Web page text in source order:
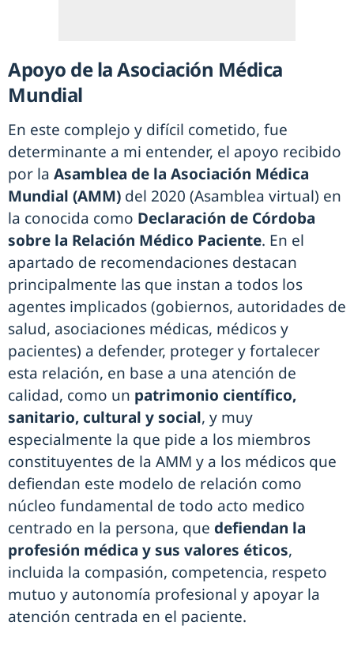
Apoyo de la Asociación Médica
Mundial
En este complejo y difícil cometido, fue
determinante a mi entender, el apoyo recibido
por la Asamblea de la Asociación Médica
Mundial (AMM) del 2020 (Asamblea virtual) en
la conocida como Declaración de Córdoba
sobre la Relación Médico Paciente. En el
apartado de recomendaciones destacan
principalmente las que instan a todos los
agentes implicados (gobiernos, autoridades de
salud, asociaciones médicas, médicos y
pacientes) a defender, proteger y fortalecer
esta relación, en base a una atención de
calidad, como un patrimonio científico,
sanitario, cultural y social, y muy
especialmente la que pide a los miembros
constituyentes de la AMM y a los médicos que
defiendan este modelo de relación como
núcleo fundamental de todo acto medico
centrado en la persona, que defiendan la
profesión médica y sus valores éticos,
incluida la compasión, competencia, respeto
mutuo y autonomía profesional y apoyar la
atención centrada en el paciente.